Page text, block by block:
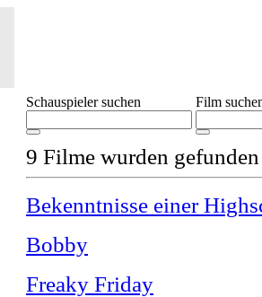
Schauspieler suchen Film
9 Filme wurden
Bekenntnisse einer
Bobby
Freaky Friday